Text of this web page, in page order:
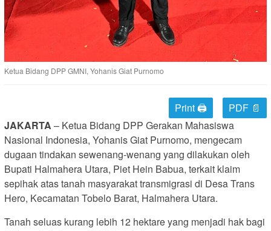
Ketua Bidang DPP GMNI, Yohanis Giat Purnomo
Print 🖨
PDF 📄
JAKARTA – Ketua Bidang DPP Gerakan Mahasiswa
Nasional Indonesia, Yohanis Giat Purnomo, mengecam
dugaan tindakan sewenang-wenang yang dilakukan oleh
Bupati Halmahera Utara, Piet Hein Babua, terkait klaim
sepihak atas tanah masyarakat transmigrasi di Desa Trans
Hero, Kecamatan Tobelo Barat, Halmahera Utara.
Tanah seluas kurang lebih 12 hektare yang menjadi hak bagi